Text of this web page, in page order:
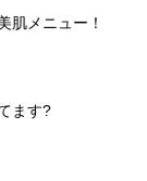
肌メニュー！
ます?